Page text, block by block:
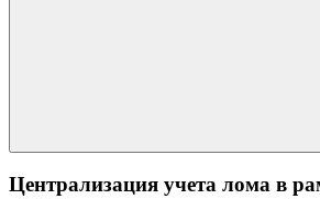
Централизация учета лома в